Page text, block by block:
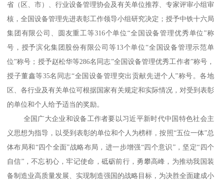
省（区、市）、行业设备管理协会及有关单位推荐、专家评审小组审
核，全国设备管理先进表彰工作领导小组研究决定；授予中铁十六局
集团有限公司、圆友重工等316个单位“全国设备管理优秀单位”称
号，授予滨化集团股份有限公司等13个单位“全国设备管理示范单
位”称号；授予赵松华等286名同志”全国设备管理优秀工作者”称号，
授子董鑫等35名同志“全国设备管理突出贡献先进个人”称号。各地
区、各行业及有关单位可根据国家有关规定和实际情况，对受到表彰
的单位和个人给予适当的奖励。
全国广大企业和设备工作者要以习近平新时代中国特色社会主
义思想为指导，以受到表彰的单位和个人为榜样，按照“五位一体”总
体布局和“四个全面”战略布局，进一步增强“四个意识”，坚定“四个
自信”，不忘初心，牢记使命，砥砺前行，勇攀高峰，为推动我国装
备制造业高质量发展、实现制造强国的战略目标，为决胜全面建成小